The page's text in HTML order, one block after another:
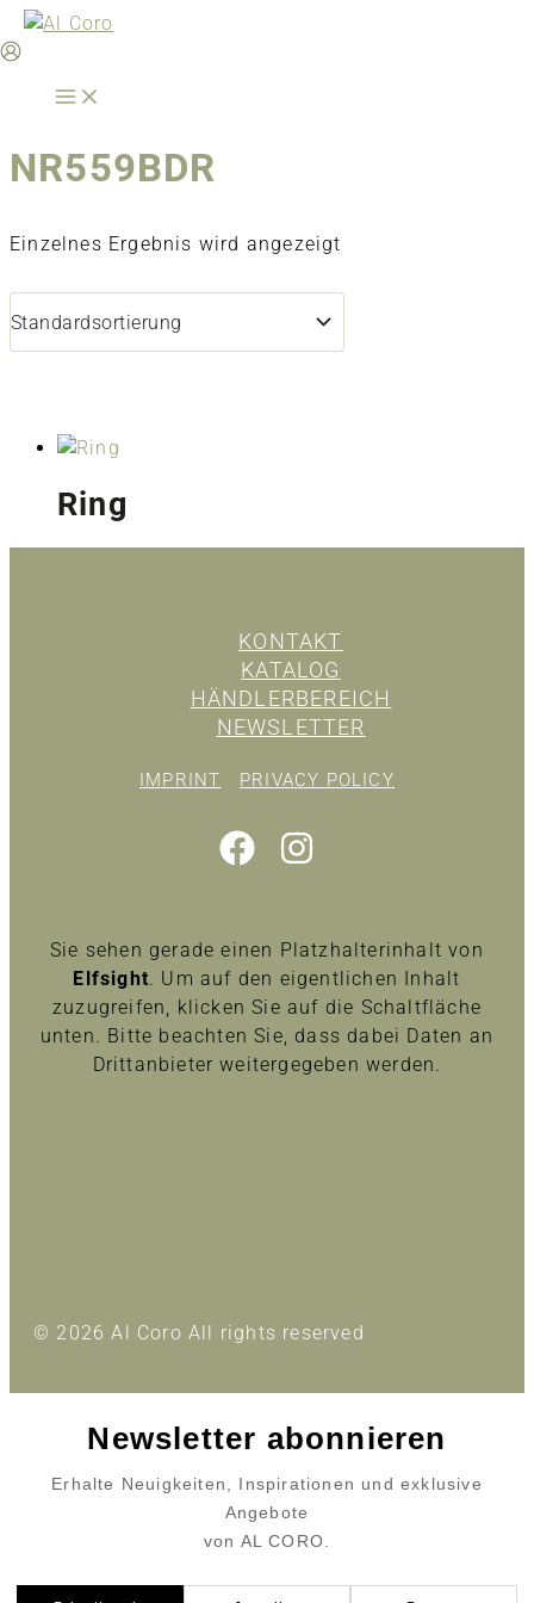
Zum
Inhalt
NR559BDR
Einzelnes Ergebnis wird angezeigt
Ring
KONTAKT
KATALOG
HÄNDLERBEREICH
NEWSLETTER
IMPRINT PRIVACY POLICY
Sie sehen gerade einen Platzhalterinhalt von
Elfsight. Um auf den eigentlichen Inhalt
zuzugreifen, klicken Sie auf die Schaltfläche
unten. Bitte beachten Sie, dass dabei Daten an
Drittanbieter weitergegeben werden.
© 2026 Al Coro All rights reserved
Newsletter abonnieren
Erhalte Neuigkeiten, Inspirationen und exklusive
Angebote
von AL CORO.